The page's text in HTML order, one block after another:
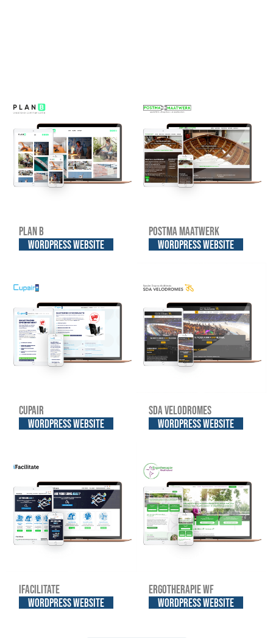
Plan B
WordPress website
Postma Maatwerk
WordPress website
Cupair
WordPress website
SDA Velodromes
WordPress website
iFacilitate
WordPress website
Ergotherapie WF
WordPress website